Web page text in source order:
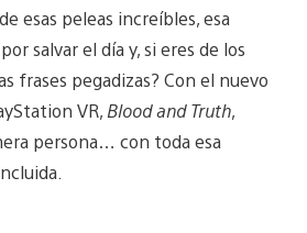
esas peleas increíbles, esa
salvar el día y, si eres de los
frases pegadizas? Con el nuevo
VR, Blood and Truth,
persona… con toda esa